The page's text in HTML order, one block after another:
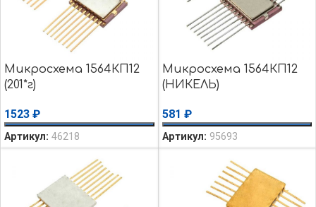
Микросхема 1564КП12
(201*г)
1523 ₽
Артикул: 46218
Микросхема 1564КП12
(НИКЕЛЬ)
581 ₽
Артикул: 95693